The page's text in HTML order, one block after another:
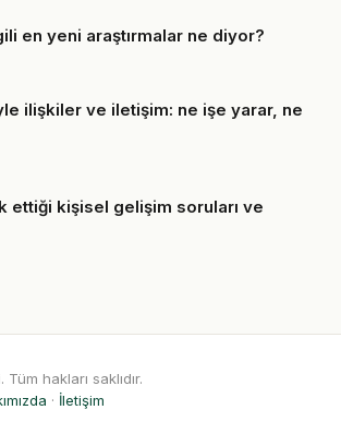
en yeni araştırmalar ne diyor?
ilişkiler ve iletişim: ne işe yarar, ne
ettiği kişisel gelişim soruları ve
hakları saklıdır.
· İletişim